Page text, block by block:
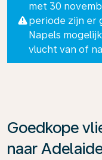
met 30
periode zijn er
Napels
vlucht van of
Goedkope
naar